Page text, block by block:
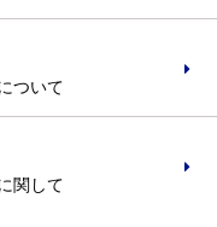
ついて
関して